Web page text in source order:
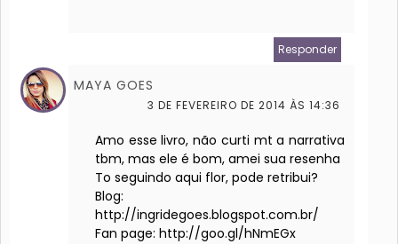
Responder
MAYA GOES
3 DE FEVEREIRO DE 2014 ÀS 14:36
Amo esse livro, não curti mt a narrativa
tbm, mas ele é bom, amei sua resenha
To seguindo aqui flor, pode retribui?
Blog:
http://ingridegoes.blogspot.com.br/
Fan page: http://goo.gl/hNmEGx